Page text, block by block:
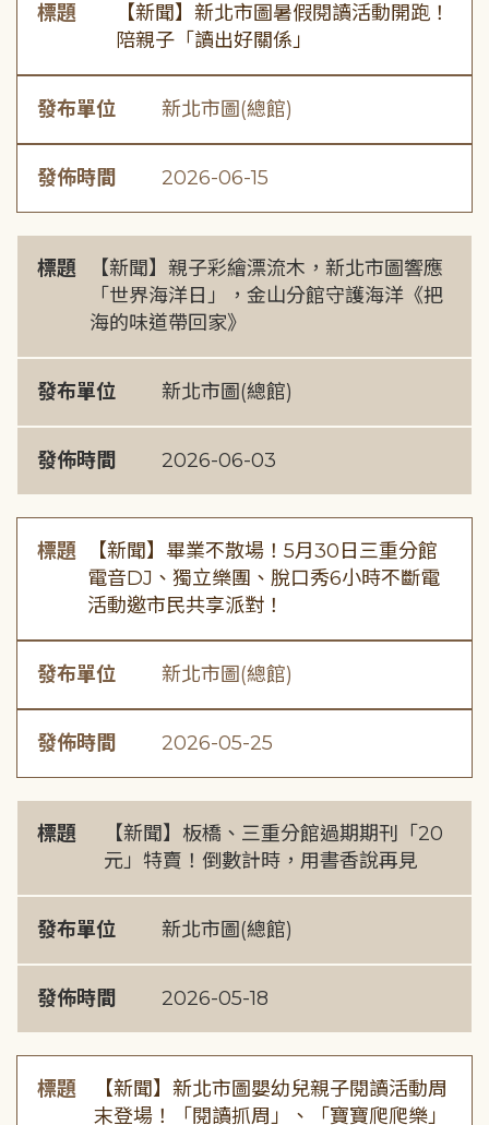
標題
【新聞】新北市圖暑假閱讀活動開跑！
陪親子「讀出好關係」
發布單位 新北市圖(總館)
發佈時間 2026-06-15
標題
【新聞】親子彩繪漂流木，新北市圖響應
「世界海洋日」，金山分館守護海洋《把
海的味道帶回家》
發布單位 新北市圖(總館)
發佈時間 2026-06-03
標題
【新聞】畢業不散場！5月30日三重分館
電音DJ、獨立樂團、脫口秀6小時不斷電
活動邀市民共享派對！
發布單位 新北市圖(總館)
發佈時間 2026-05-25
標題
【新聞】板橋、三重分館過期期刊「20
元」特賣！倒數計時，用書香說再見
發布單位 新北市圖(總館)
發佈時間 2026-05-18
標題
【新聞】新北市圖嬰幼兒親子閱讀活動周
末登場！「閱讀抓周」、「寶寶爬爬樂」